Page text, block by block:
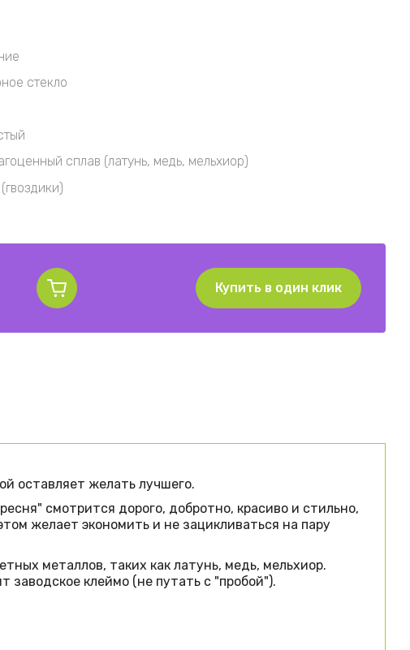
стекло
сплав (латунь, медь, мельхиор)
Купить в один клик
оставляет желать лучшего.
смотрится дорого, добротно, красиво и стильно,
желает экономить и не зацикливаться на пару
металлов, таких как латунь, медь, мельхиор.
заводское клеймо (не путать с "пробой").